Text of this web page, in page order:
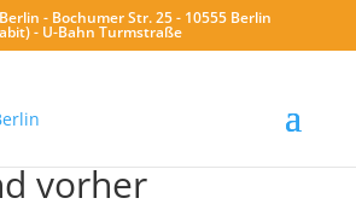
- Bochumer Str. 25 - 10555 Berlin
- U-Bahn Turmstraße
vorher